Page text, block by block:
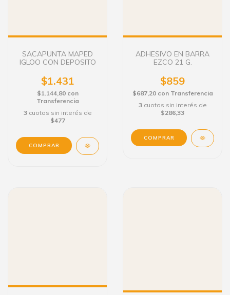
SACAPUNTA MAPED
IGLOO CON DEPOSITO
$1.431
$1.144,80 con
Transferencia
3 cuotas sin interés de
$477
ADHESIVO EN BARRA
EZCO 21 G.
$859
$687,20 con Transferencia
3 cuotas sin interés de
$286,33